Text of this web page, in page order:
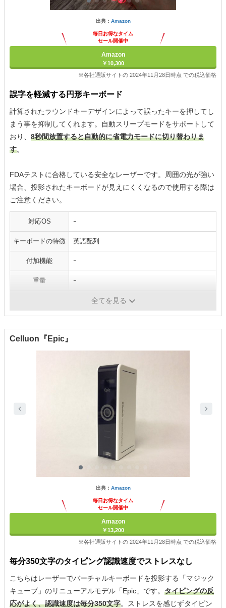
出典： Amazon
毎日お得なタイム
セール開催中
Amazon
￥10,300
※各社通販サイトの 2024年11月28日時点 での税込価格
誤字を軽減する円形キーボード
計算されたラウンドキーデザインによって誤ったキーを押してし
まう事を抑制してくれます。自動スリープモードをサポートして
おり、 8秒間放置すると自動的に省電力モードに切り替わりま
す。
FDAテストに合格している安全なレーザーです。周囲の光が強い
場合、投影されたキーボードが見えにくくなるので使用する際は
ご注意ください。
対応OS ｰ
キーボードの特徴 英語配列
付加機能 ｰ
重量 ｰ
全てを見る
Celluon『Epic』
出典： Amazon
毎日お得なタイム
セール開催中
Amazon
￥13,200
※各社通販サイトの 2024年11月28日時点 での税込価格
毎分350文字のタイピング認識速度でストレスなし
こちらはレーザーでバーチャルキーボードを投影する「マジック
キューブ」のリニューアルモデル「Epic」です。 タイピングの反
応がよく、認識速度は毎分350文字。ストレスを感じずタイピン